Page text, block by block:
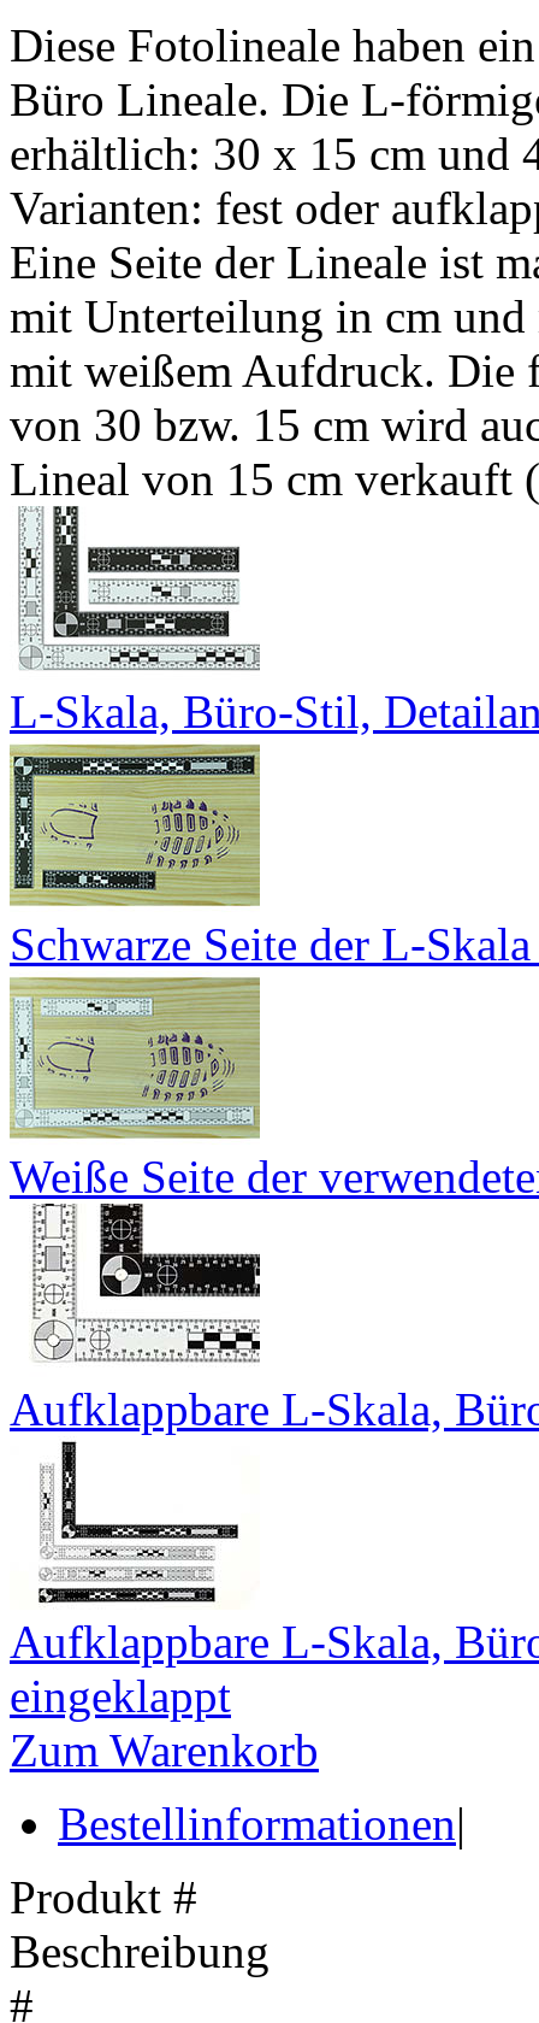
Diese Fotolineale haben
Büro Lineale. Die L-
erhältlich: 30 x 15 cm und
Varianten: fest oder
Eine Seite der Lineale ist
mit Unterteilung in cm und
mit weißem Aufdruck. Die
von 30 bzw. 15 cm wird
Lineal von 15 cm verkauft
L-Skala, Büro-Stil,
Schwarze Seite der L-
Weiße Seite der
Aufklappbare L-Skala,
Aufklappbare L-Skala,
eingeklappt
Zum Warenkorb
Bestellinformationen|
Produkt #
Beschreibung
#